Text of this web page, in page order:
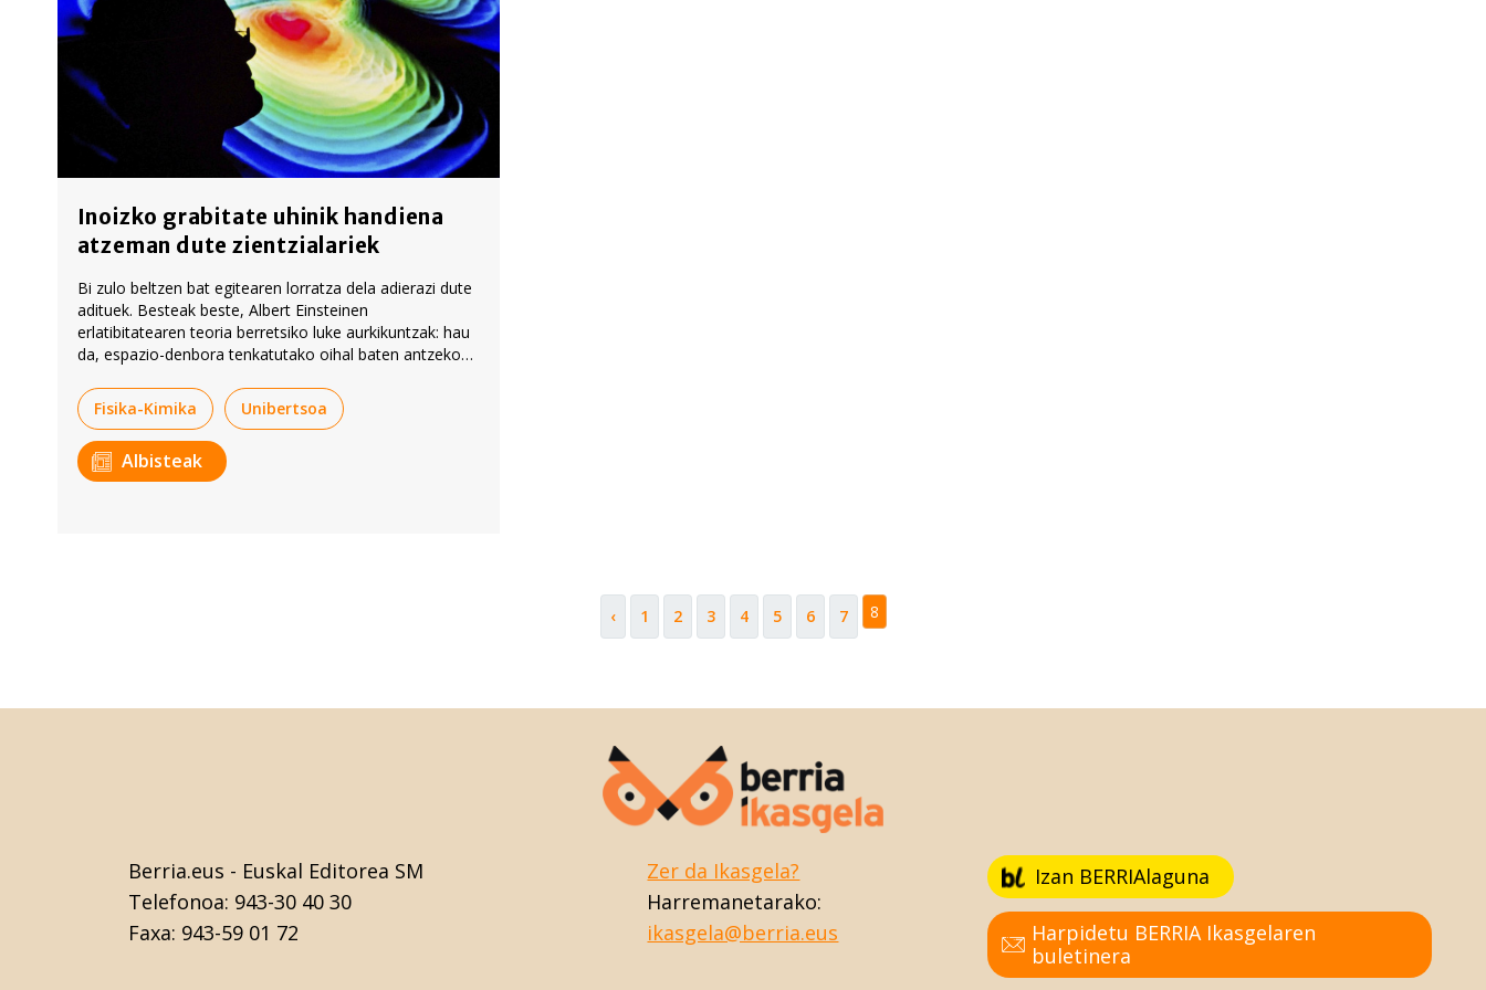
Inoizko grabitate uhinik handiena
atzeman dute zientzialariek
Bi zulo beltzen bat egitearen lorratza dela adierazi dute
adituek. Besteak beste, Albert Einsteinen
erlatibitatearen teoria berretsiko luke aurkikuntzak: hau
da, espazio-denbora tenkatutako oihal baten antzekoa
desitxuratu egiten dela. Hortik eratortzen dira grabitate
uhinak.
Fisika-Kimika Unibertsoa
Albisteak
‹ 1 2 3 4 5 6 7 8
Berria.eus - Euskal Editorea SM
Telefonoa: 943-30 40 30
Faxa: 943-59 01 72
Zer da Ikasgela?
Harremanetarako:
ikasgela@berria.eus
Izan BERRIAlaguna
Harpidetu BERRIA Ikasgelaren
buletinera